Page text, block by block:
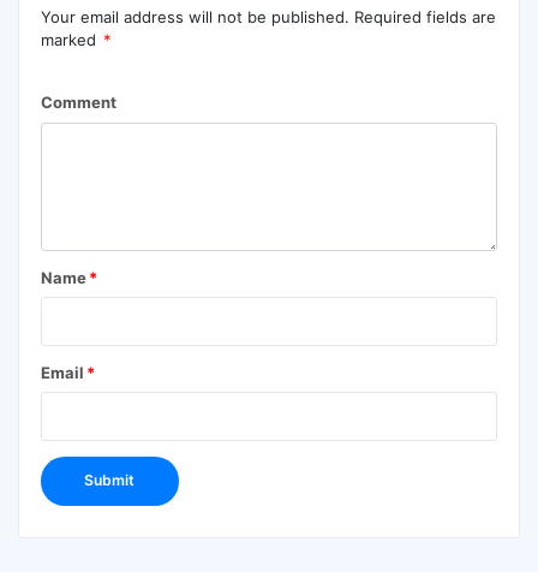
Your email address will not be published. Required fields are
marked *
Comment
Name*
Email *